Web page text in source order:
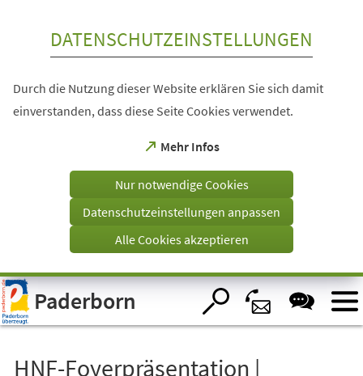
Visuelle
Assistenzsoftware
öffnen.
DATENSCHUTZEINSTELLUNGEN
Durch die Nutzung dieser Website erklären Sie sich damit
einverstanden, dass diese Seite Cookies verwendet.
Mehr Infos
(Öffnet
einem
Tab)
Nur notwendige Cookies
Datenschutzeinstellungen anpassen
Alle Cookies akzeptieren
Paderborn
HNF-Foyerpräsentation |